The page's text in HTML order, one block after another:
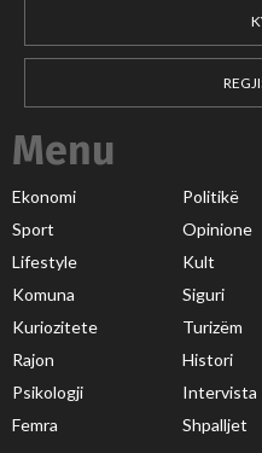
Menu
Ekonomi Politikë
Sport
Opinione
Lifestyle
Kult
Komuna
Siguri
Kuriozitete
Turizëm
Rajon
Histori
Psikologji
Intervista
Femra
Shpalljet